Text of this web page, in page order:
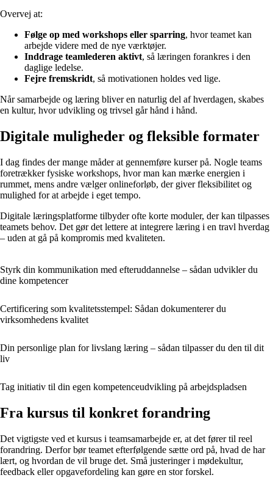
Overvej at:
Følge op med workshops eller sparring, hvor teamet kan
arbejde videre med de nye værktøjer.
Inddrage teamlederen aktivt, så læringen forankres i den
daglige ledelse.
Fejre fremskridt, så motivationen holdes ved lige.
Når samarbejde og læring bliver en naturlig del af hverdagen, skabes
en kultur, hvor udvikling og trivsel går hånd i hånd.
Digitale muligheder og fleksible formater
I dag findes der mange måder at gennemføre kurser på. Nogle teams
foretrækker fysiske workshops, hvor man kan mærke energien i
rummet, mens andre vælger onlineforløb, der giver fleksibilitet og
mulighed for at arbejde i eget tempo.
Digitale læringsplatforme tilbyder ofte korte moduler, der kan tilpasses
teamets behov. Det gør det lettere at integrere læring i en travl hverdag
– uden at gå på kompromis med kvaliteten.
Styrk din kommunikation med efteruddannelse – sådan udvikler du
dine kompetencer
Certificering som kvalitetsstempel: Sådan dokumenterer du
virksomhedens kvalitet
Din personlige plan for livslang læring – sådan tilpasser du den til dit
liv
Tag initiativ til din egen kompetenceudvikling på arbejdspladsen
Fra kursus til konkret forandring
Det vigtigste ved et kursus i teamsamarbejde er, at det fører til reel
forandring. Derfor bør teamet efterfølgende sætte ord på, hvad de har
lært, og hvordan de vil bruge det. Små justeringer i mødekultur,
feedback eller opgavefordeling kan gøre en stor forskel.